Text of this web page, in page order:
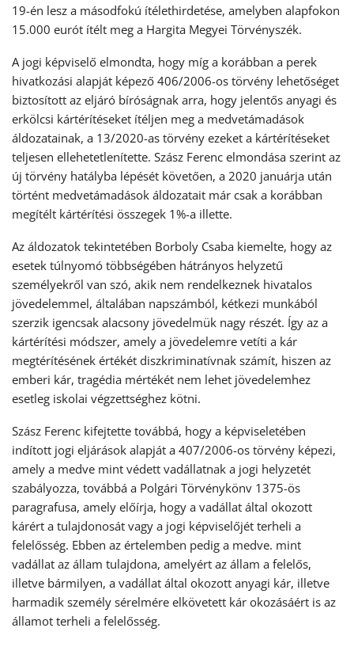
19-én lesz a másodfokú ítélethirdetése, amelyben alapfokon
15.000 eurót ítélt meg a Hargita Megyei Törvényszék.
A jogi képviselő elmondta, hogy míg a korábban a perek
hivatkozási alapját képező 406/2006-os törvény lehetőséget
biztosított az eljáró bíróságnak arra, hogy jelentős anyagi és
erkölcsi kártérítéseket ítéljen meg a medvetámadások
áldozatainak, a 13/2020-as törvény ezeket a kártérítéseket
teljesen ellehetetlenítette. Szász Ferenc elmondása szerint az
új törvény hatályba lépését követően, a 2020 januárja után
történt medvetámadások áldozatait már csak a korábban
megítélt kártérítési összegek 1%-a illette.
Az áldozatok tekintetében Borboly Csaba kiemelte, hogy az
esetek túlnyomó többségében hátrányos helyzetű
személyekről van szó, akik nem rendelkeznek hivatalos
jövedelemmel, általában napszámból, kétkezi munkából
szerzik igencsak alacsony jövedelmük nagy részét. Így az a
kártérítési módszer, amely a jövedelemre vetíti a kár
megtérítésének értékét diszkriminatívnak számít, hiszen az
emberi kár, tragédia mértékét nem lehet jövedelemhez
esetleg iskolai végzettséghez kötni.
Szász Ferenc kifejtette továbbá, hogy a képviseletében
indított jogi eljárások alapját a 407/2006-os törvény képezi,
amely a medve mint védett vadállatnak a jogi helyzetét
szabályozza, továbbá a Polgári Törvénykönv 1375-ös
paragrafusa, amely előírja, hogy a vadállat által okozott
kárért a tulajdonosát vagy a jogi képviselőjét terheli a
felelősség. Ebben az értelemben pedig a medve. mint
vadállat az állam tulajdona, amelyért az állam a felelős,
illetve bármilyen, a vadállat által okozott anyagi kár, illetve
harmadik személy sérelmére elkövetett kár okozásáért is az
államot terheli a felelősség.